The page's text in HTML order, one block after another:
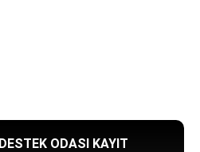
ODASI KAYIT